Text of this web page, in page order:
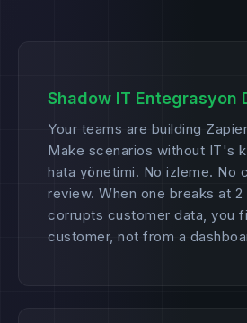
Shadow IT Entegrasyon
Your teams are building
Make scenarios without IT's
hata yönetimi. No izleme. No
review. When one breaks at 2
corrupts customer data, you
customer, not from a